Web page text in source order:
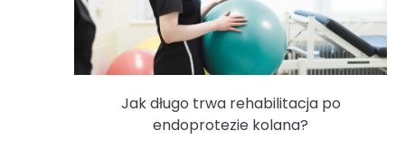
Jak długo trwa rehabilitacja po
endoprotezie kolana?